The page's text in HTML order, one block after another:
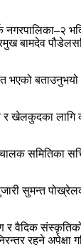
बामदेव
भएको
खेलकुदका लागि
समितिका
सुमन्त
र वैदिक
रहने अपेक्षा